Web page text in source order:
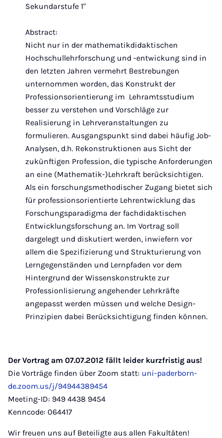
Sekundarstufe 1"
Abstract:
Nicht nur in der mathematikdidaktischen
Hochschullehrforschung und -entwickung sind in
den letzten Jahren vermehrt Bestrebungen
unternommen worden, das Konstrukt der
Professionsorientierung im Lehramtsstudium
besser zu verstehen und Vorschläge zur
Realisierung in Lehrveranstaltungen zu
formulieren. Ausgangspunkt sind dabei häufig Job-
Analysen, d.h. Rekonstruktionen aus Sicht der
zukünftigen Profession, die typische Anforderungen
an eine (Mathematik-)Lehrkraft berücksichtigen.
Als ein forschungsmethodischer Zugang bietet sich
für professionsorientierte Lehrentwicklung das
Forschungsparadigma der fachdidaktischen
Entwicklungsforschung an. Im Vortrag soll
dargelegt und diskutiert werden, inwiefern vor
allem die Spezifizierung und Strukturierung von
Lerngegenständen und Lernpfaden vor dem
Hintergrund der Wissenskonstrukte zur
Professionlisierung angehender Lehrkräfte
angepasst werden müssen und welche Design-
Prinzipien dabei Berücksichtigung finden können.
Der Vortrag am 07.07.2012 fällt leider kurzfristig aus!
Die Vorträge finden über Zoom statt: uni-paderborn-
de.zoom.us/j/94944389454
Meeting-ID: 949 4438 9454
Kenncode: 064417
Wir freuen uns auf Beteiligte aus allen Fakultäten!